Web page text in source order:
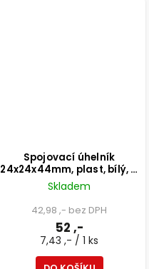
Spojovací úhelník
24x24x44mm, plast, bílý, 4
ks
Skladem
42,98 ,- bez DPH
52 ,-
7,43 ,- / 1 ks